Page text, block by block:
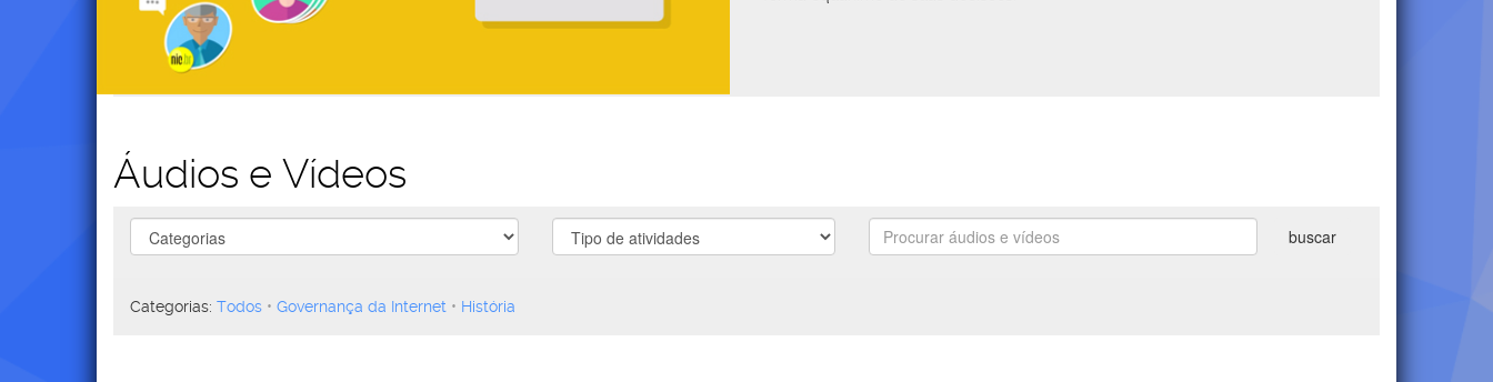
Áudios e Vídeos
areas atividades
Procurar
áudios
buscar
Categorias: Todos Governança da Internet História